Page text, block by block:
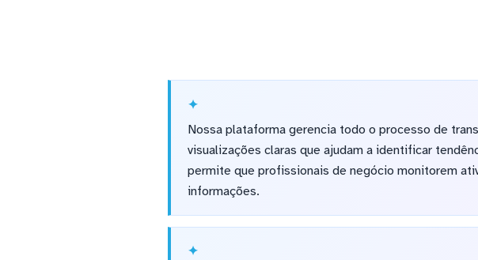
Nossa plataforma gerencia todo o processo de
visualizações claras que ajudam a identificar
permite que profissionais de negócio monitorem
informações.